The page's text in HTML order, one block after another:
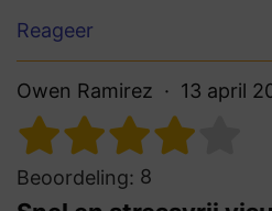
Reageer
Owen Ramirez 13 april
Beoordeling: 8